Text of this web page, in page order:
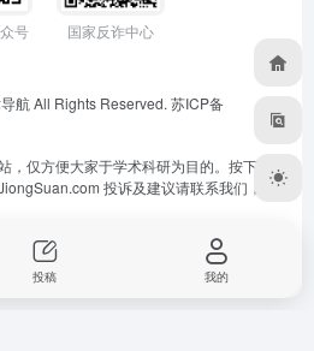
号 国家反诈中心
航All Rights Reserved. 苏ICP备
，仅方便大家于学术科研为目的。按下
投诉及建议请联系我们，
投稿 我的